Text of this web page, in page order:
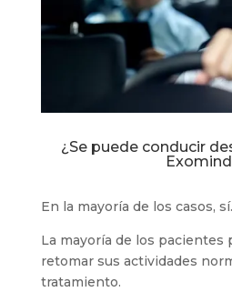
¿Se puede conducir
En la mayoría de los casos, sí.
La mayoría de los pacientes
retomar sus actividades
tratamiento.